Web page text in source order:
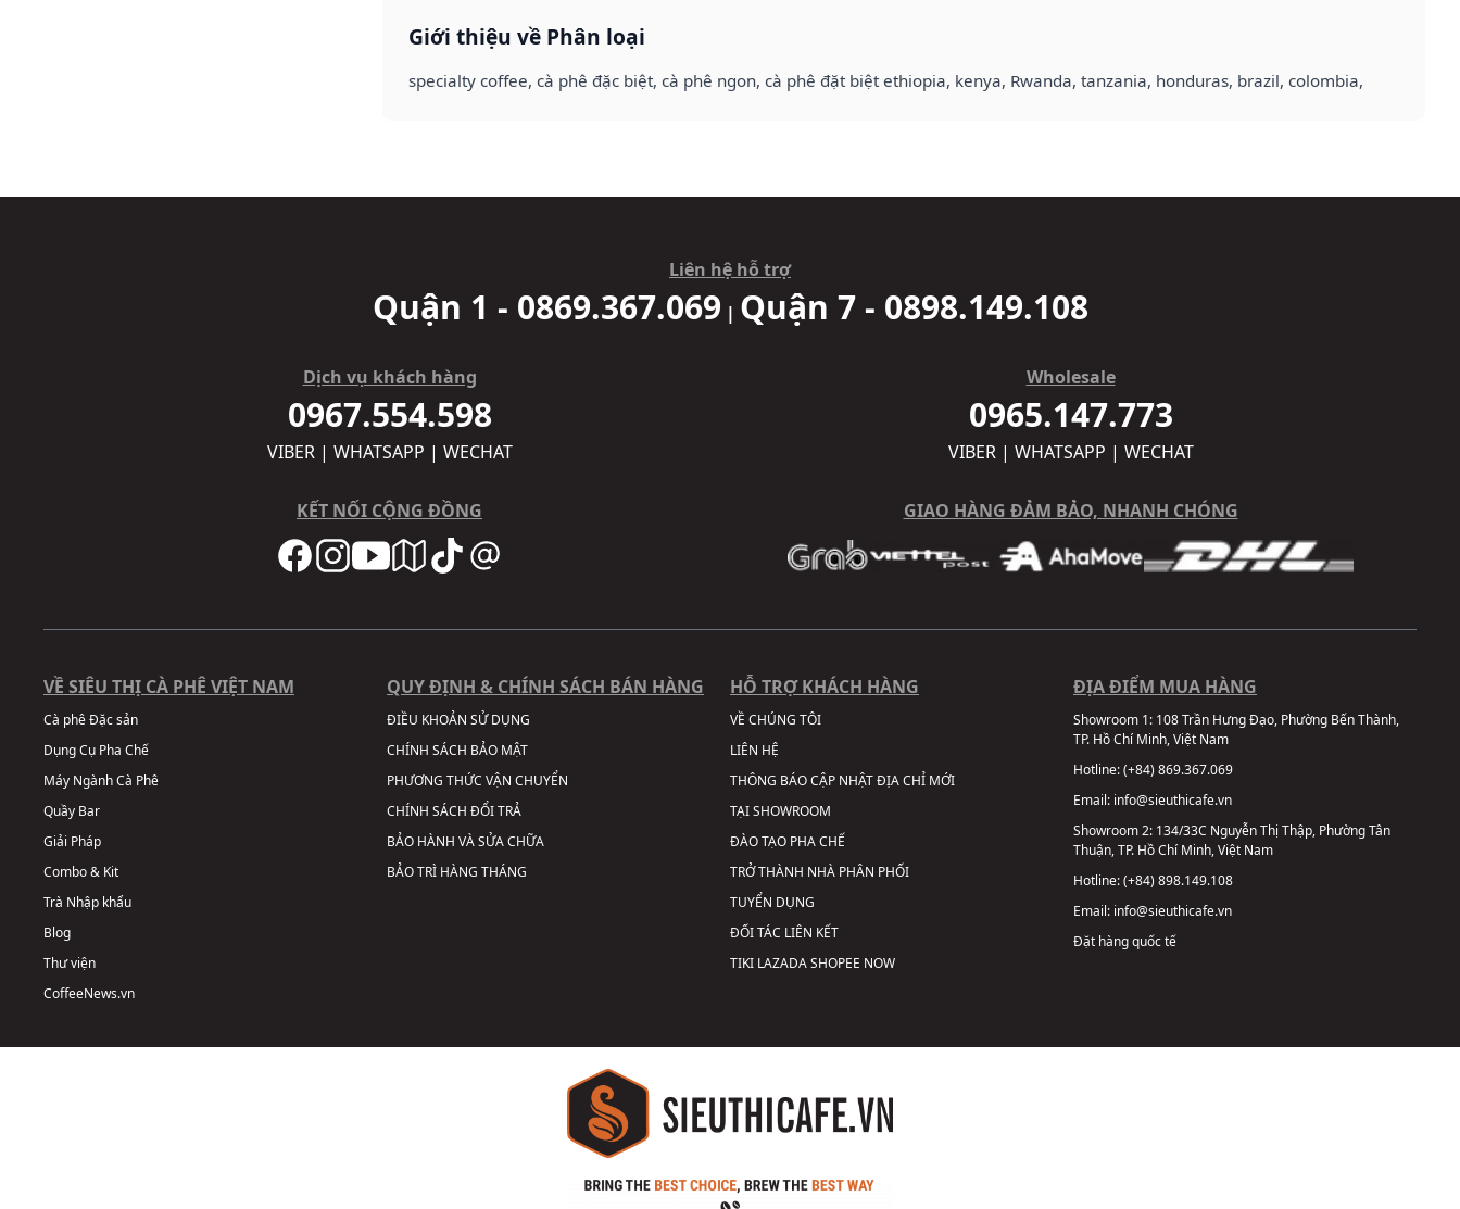
Giới thiệu về Phân loại
specialty coffee, cà phê đặc biệt, cà phê ngon, cà phê đặt biệt ethiopia, kenya, Rwanda, tanzania, honduras, brazil, colombia,
Liên hệ hỗ trợ
Quận 1 - 0869.367.069 | Quận 7 - 0898.149.108
Dịch vụ khách hàng
0967.554.598
VIBER | WHATSAPP | WECHAT
Wholesale
0965.147.773
VIBER | WHATSAPP | WECHAT
KẾT NỐI CỘNG ĐỒNG GIAO HÀNG ĐẢM BẢO, NHANH CHÓNG
VỀ SIÊU THỊ CÀ PHÊ VIỆT NAM
Cà phê Đặc sản
Dụng Cụ Pha Chế
Máy Ngành Cà Phê
Quầy Bar
Giải Pháp
Combo & Kit
Trà Nhập khẩu
Blog
Thư viện
CoffeeNews.vn
QUY ĐỊNH & CHÍNH SÁCH BÁN HÀNG
ĐIỀU KHOẢN SỬ DỤNG
CHÍNH SÁCH BẢO MẬT
PHƯƠNG THỨC VẬN CHUYỂN
CHÍNH SÁCH ĐỔI TRẢ
BẢO HÀNH VÀ SỬA CHỮA
BẢO TRÌ HÀNG THÁNG
HỖ TRỢ KHÁCH HÀNG
VỀ CHÚNG TÔI
LIÊN HỆ
THÔNG BÁO CẬP NHẬT ĐỊA CHỈ MỚI
TẠI SHOWROOM
ĐÀO TẠO PHA CHẾ
TRỞ THÀNH NHÀ PHÂN PHỐI
TUYỂN DỤNG
ĐỐI TÁC LIÊN KẾT
TIKI LAZADASHOPEE NOW
ĐỊA ĐIỂM MUA HÀNG
Showroom 1: 108 Trần Hưng Đạo, Phường Bến Thành,
TP. Hồ Chí Minh, Việt Nam
Hotline:(+84) 869.367.069
Email: info@sieuthicafe.vn
Showroom 2: 134/33C Nguyễn Thị Thập, Phường Tân
Thuận, TP. Hồ Chí Minh, Việt Nam
Hotline:(+84) 898.149.108
Email: info@sieuthicafe.vn
Đặt hàng quốc tế